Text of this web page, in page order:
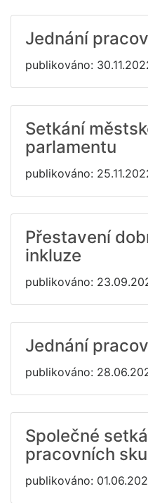
Jednání
publikováno:
Setkání
parlamentu
publikováno:
Přestavení
inkluze
publikováno:
Jednání
publikováno:
Společné
pracovních
publikováno: